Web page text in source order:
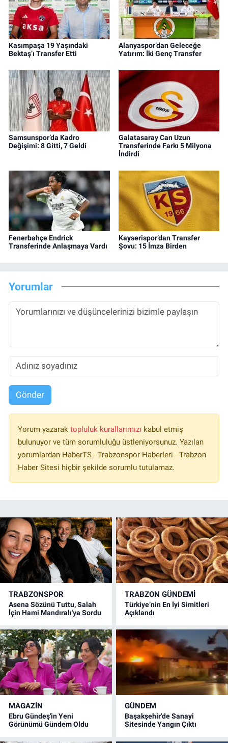
Kasımpaşa 19 Yaşındaki
Bektaş’ı Transfer Etti
Alanyaspor’dan Geleceğe
Yatırım: İki Genç Transfer
Samsunspor’da Kadro
Değişimi: 8 Gitti, 7 Geldi
Galatasaray Can Uzun
Transferinde Farkı 5 Milyona
İndirdi
Fenerbahçe Endrick
Transferinde Anlaşmaya Vardı
Kayserispor’dan Transfer
Şovu: 15 İmza Birden
Yorumlar
Gönder
Yorum yazarak topluluk kurallarımızı kabul etmiş
bulunuyor ve tüm sorumluluğu üstleniyorsunuz. Yazılan
yorumlardan HaberTS - Trabzonspor Haberleri - Trabzon
Haber Sitesi hiçbir şekilde sorumlu tutulamaz.
TRABZONSPOR
Asena Sözünü Tuttu, Salah
İçin Hami Mandıralı'ya Sordu
TRABZON GÜNDEMİ
Türkiye’nin En İyi Simitleri
Açıklandı
MAGAZİN
Ebru Gündeş'in Yeni
Görünümü Gündem Oldu
GÜNDEM
Başakşehir'de Sanayi
Sitesinde Yangın Çıktı